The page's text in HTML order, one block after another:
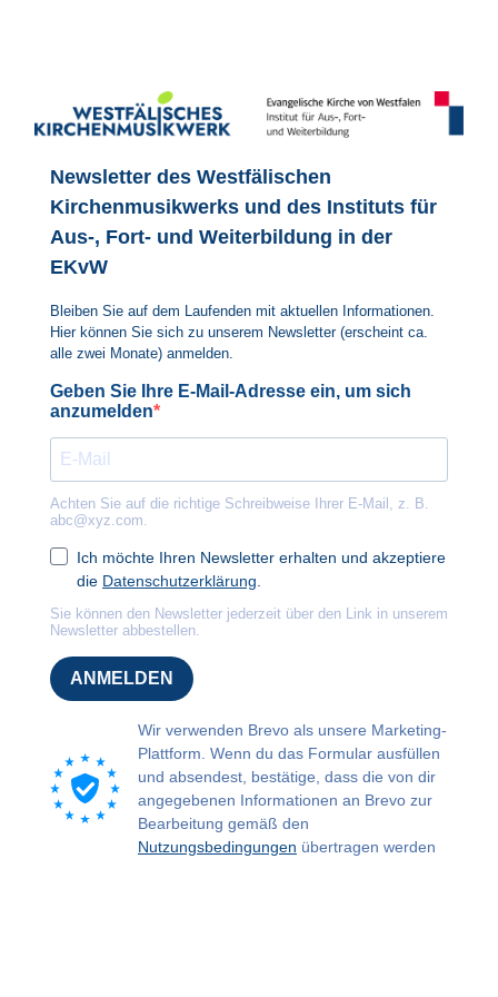
Newsletter des Westfälischen
Kirchenmusikwerks und des Instituts für
Aus-, Fort- und Weiterbildung in der
EKvW
Bleiben Sie auf dem Laufenden mit aktuellen Informationen.
Hier können Sie sich zu unserem Newsletter (erscheint ca.
alle zwei Monate) anmelden.
Geben Sie Ihre E-Mail-Adresse ein, um sich
anzumelden
Achten Sie auf die richtige Schreibweise Ihrer E-Mail, z. B.
abc@xyz.com
Ich möchte Ihren Newsletter erhalten und akzeptiere
die Datenschutzerklärung
Sie können den Newsletter jederzeit über den Link in unserem
Newsletter abbestellen.
ANMELDEN
Wir verwenden Brevo als unsere Marketing-
Plattform. Wenn du das Formular ausfüllen
und absendest, bestätige, dass die von dir
angegebenen Informationen an Brevo zur
Bearbeitung gemäß den
Nutzungsbedingungen übertragen werden